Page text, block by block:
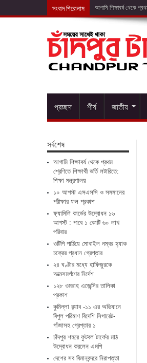
সংবাদ শিরোনাম ১০ আগস্ট এস
প্রচ্ছদ শীর্ষ জাতীয়
সর্বশেষ
আগামি শিক্ষাবর্ষ থেকে প্রথম
শ্রেণিতে শিক্ষার্থী ভর্তি লটারিতে:
শিক্ষা মন্ত্রণালয়
১০ আগস্ট এসএসসি ও সমমানের
পরীক্ষার ফল প্রকাশ
ফ্যামিলি কার্ডের উদ্বোধন ১৬
আগস্ট : পাবে ১ কোটি ৬০ লাখ
পরিবার
ওটিপি পাঠিয়ে মোবাইল নম্বর হ্যাক
চক্রের প্রধান গ্রেপ্তার
২৪ ঘণ্টার মধ্যে হাফিজুরকে
আত্মসমর্পণের নির্দেশ
১২৮ ওমরাহ এজেন্সির তালিকা
প্রকাশ
কুমিল্লা র‌্যাব -১১ এর অভিযানে
বিপুল পরিমাণ বিদেশি সিগারেট-
গাঁজাসহ গ্রেপ্তার ১
চাঁদপুর শহরে ফুটবল টার্ফের মাঠ
উদ্বোধন করলেন এমপি
দেশের সব বিমানবন্দরে নিরাপত্তা